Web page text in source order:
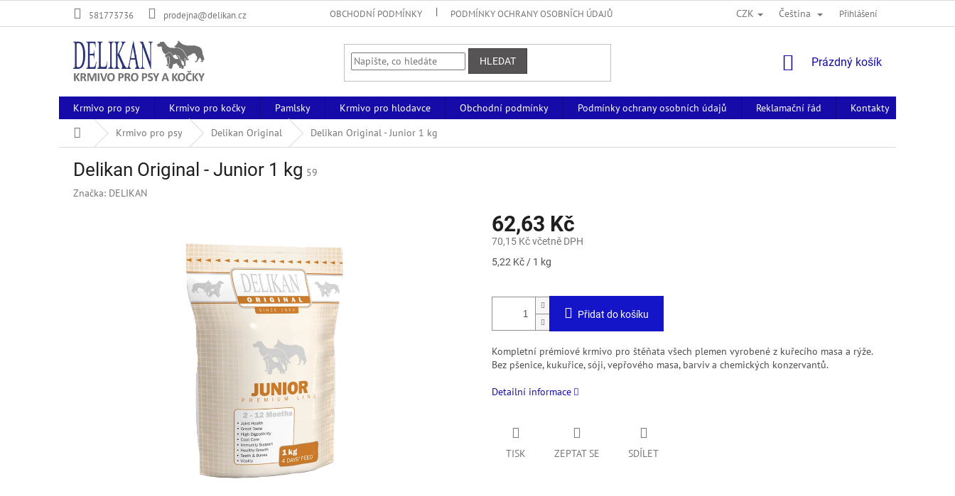
581773736 prodejna@delikan.cz OBCHODNÍ PODMÍNKY PODMÍNKY OCHRANY OSOBNÍCH ÚDAJŮ CZK Čeština Přihlášení
HLEDAT
NÁKUPNÍ
Prázdný košík
Krmivo pro psy Krmivo pro kočky Pamlsky Krmivo pro hlodavce Obchodní podmínky Podmínky ochrany osobních údajů Reklamační řád
Kontakty
Domů
Krmivo pro psy Delikan Original Delikan Original - Junior 1 kg
Delikan Original - Junior 1 kg 59
Značka: DELIKAN
62,63 Kč
70,15 Kč včetně DPH
Měrná
5,22 Kč / 1 kg
Přidat do košíku
Kompletní prémiové krmivo pro štěňata všech plemen vyrobené z kuřecího masa a rýže.
Bez pšenice, kukuřice, sóji, vepřového masa, barviv a chemických konzervantů.
Detailní informace
TISK ZEPTAT SE SDÍLET